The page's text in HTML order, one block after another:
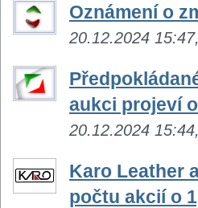
Oznámení o
20.12.2024
aukci projeví
20.12.2024
Karo Leather
počtu akcií o